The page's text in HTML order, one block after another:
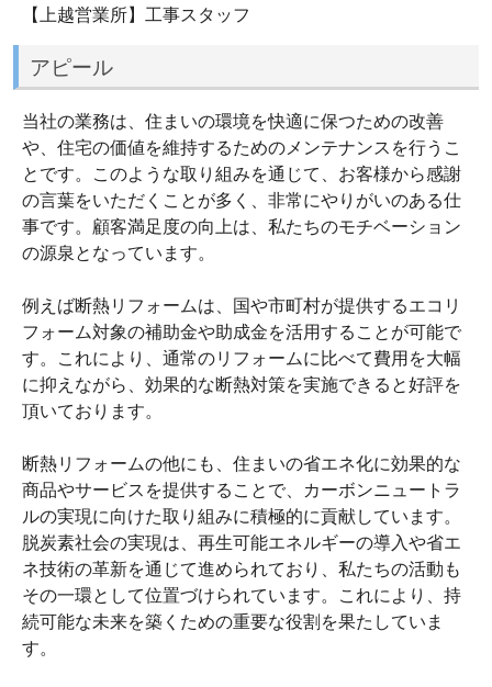
【上越営業所】工事スタッフ
アピール
当社の業務は、住まいの環境を快適に保つための改善
や、住宅の価値を維持するためのメンテナンスを行うこ
とです。このような取り組みを通じて、お客様から感謝
の言葉をいただくことが多く、非常にやりがいのある仕
事です。顧客満足度の向上は、私たちのモチベーション
の源泉となっています。
例えば断熱リフォームは、国や市町村が提供するエコリ
フォーム対象の補助金や助成金を活用することが可能で
す。これにより、通常のリフォームに比べて費用を大幅
に抑えながら、効果的な断熱対策を実施できると好評を
頂いております。
断熱リフォームの他にも、住まいの省エネ化に効果的な
商品やサービスを提供することで、カーボンニュートラ
ルの実現に向けた取り組みに積極的に貢献しています。
脱炭素社会の実現は、再生可能エネルギーの導入や省エ
ネ技術の革新を通じて進められており、私たちの活動も
その一環として位置づけられています。これにより、持
続可能な未来を築くための重要な役割を果たしていま
す。